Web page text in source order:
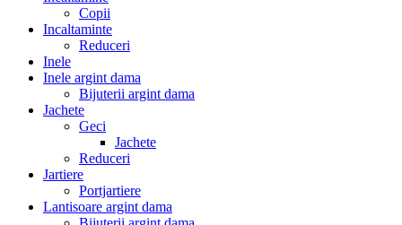
Copii
Incaltaminte
Reduceri
Inele
Inele argint dama
Bijuterii argint dama
Jachete
Geci
Jachete
Reduceri
Jartiere
Portjartiere
Lantisoare argint dama